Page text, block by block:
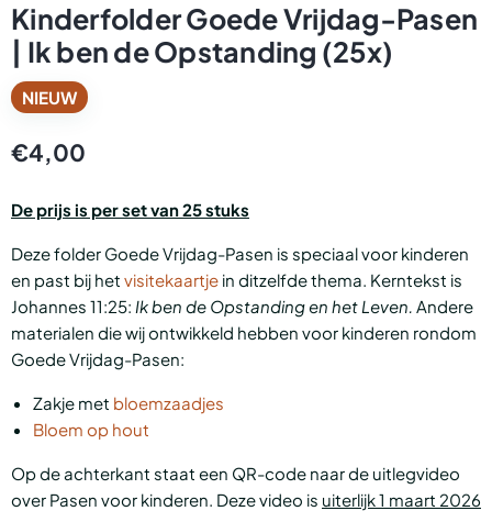
Kinderfolder Goede Vrijdag-Pasen
| Ik ben de Opstanding (25x)
NIEUW
€4,00
De prijs is per set van 25 stuks
Deze folder Goede Vrijdag-Pasen is speciaal voor kinderen
en past bij het visitekaartje in ditzelfde thema. Kerntekst is
Johannes 11:25: Ik ben de Opstanding en het Leven. Andere
materialen die wij ontwikkeld hebben voor kinderen rondom
Goede Vrijdag-Pasen:
Zakje met bloemzaadjes
Bloem op hout
Op de achterkant staat een QR-code naar de uitlegvideo
over Pasen voor kinderen. Deze video is uiterlijk 1 maart 2026